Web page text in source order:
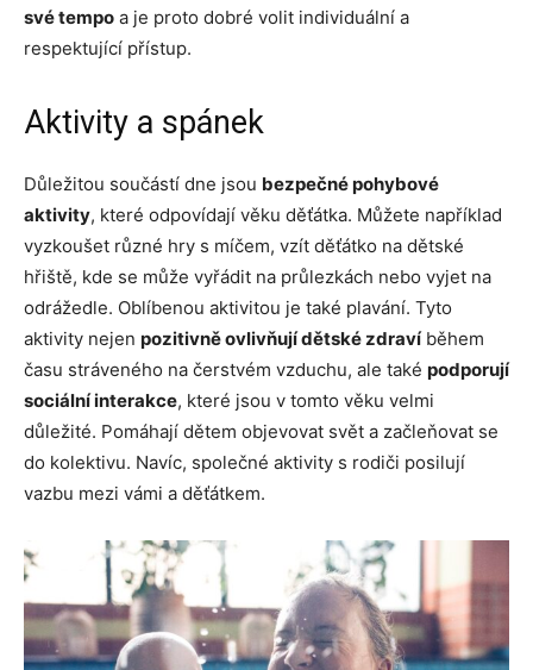
své tempo a je proto dobré volit individuální a
respektující přístup.
Aktivity a spánek
Důležitou součástí dne jsou bezpečné pohybové
aktivity, které odpovídají věku děťátka. Můžete například
vyzkoušet různé hry s míčem, vzít děťátko na dětské
hřiště, kde se může vyřádit na průlezkách nebo vyjet na
odrážedle. Oblíbenou aktivitou je také plavání. Tyto
aktivity nejen pozitivně ovlivňují dětské zdravíběhem
času stráveného na čerstvém vzduchu, ale také podporují
sociální interakce, které jsou v tomto věku velmi
důležité. Pomáhají dětem objevovat svět a začleňovat se
do kolektivu. Navíc, společné aktivity s rodiči posilují
vazbu mezi vámi a děťátkem.